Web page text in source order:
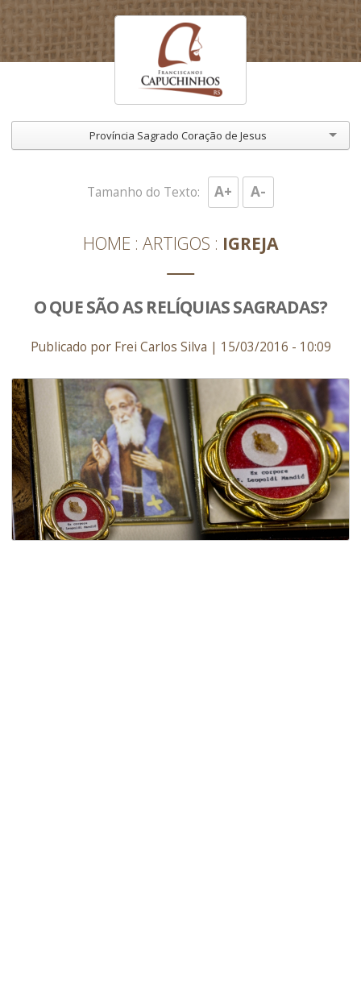
Província Sagrado Coração de Jesus
HOME ARTIGOS IGREJA
Tamanho do Texto: A+ A-
O QUE SÃO AS RELÍQUIAS SAGRADAS?
Publicado por Frei Carlos Silva | 15/03/2016 - 10:09